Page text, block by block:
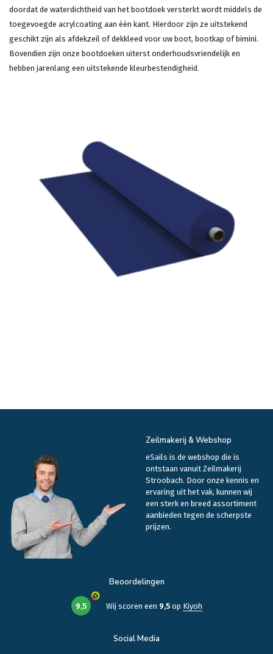
doordat de waterdichtheid van het bootdoek versterkt wordt middels de
toegevoegde acrylcoating aan één kant. Hierdoor zijn ze uitstekend
geschikt zijn als afdekzeil of dekkleed voor uw boot, bootkap of bimini.
Bovendien zijn onze bootdoeken uiterst onderhoudsvriendelijk en
hebben jarenlang een uitstekende kleurbestendigheid.
Zeilmakerij & Webshop
eSails is de webshop die is
ontstaan vanuit Zeilmakerij
Stroobach. Door onze kennis en
ervaring uit het vak, kunnen wij
een sterk en breed assortiment
aanbieden tegen de scherpste
prijzen.
Beoordelingen
9,5 Wij scoren een 9,5op Kiyoh
Social Media